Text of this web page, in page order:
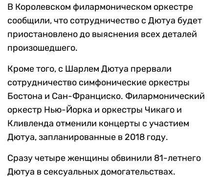
В Королевском филармоническом оркестре
сообщили, что сотрудничество с Дютуа будет
приостановлено до выяснения всех деталей
произошедшего.
Кроме того, с Шарлем Дютуа прервали
сотрудничество симфонические оркестры
Бостона и Сан-Франциско. Филармонический
оркестр Нью-Йорка и оркестры Чикаго и
Кливленда отменили концерты с участием
Дютуа, запланированные в 2018 году.
Сразу четыре женщины обвинили 81-летнего
Дютуа в сексуальных домогательствах.